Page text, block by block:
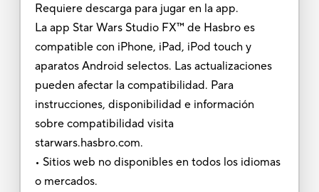
Requiere descarga para jugar en la app.
La app Star Wars Studio FX™ de Hasbro es
compatible con iPhone, iPad, iPod touch y
aparatos Android selectos. Las actualizaciones
pueden afectar la compatibilidad. Para
instrucciones, disponibilidad e información
sobre compatibilidad visita
starwars.hasbro.com.
• Sitios web no disponibles en todos los idiomas
o mercados.